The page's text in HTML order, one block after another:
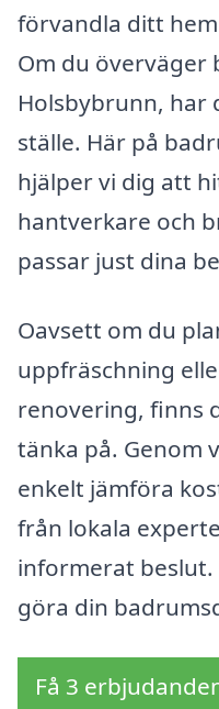
förvandla ditt
Om du överväger
Holsbybrunn, har
ställe. Här på
hjälper vi dig att
hantverkare och
passar just dina
Oavsett om du
uppfräschning
renovering, finns
tänka på. Genom
enkelt jämföra
från lokala
informerat beslut.
göra din
Få 3